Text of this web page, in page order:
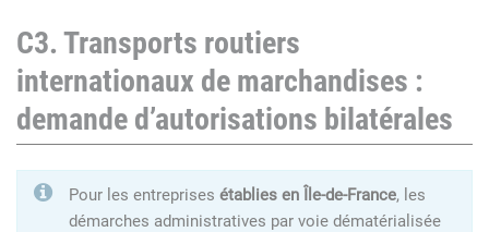
C3. Transports routiers
internationaux de marchandises :
demande d’autorisations bilatérales
Pour les entreprises établies en Île-de-France, les
démarches administratives par voie dématérialisée